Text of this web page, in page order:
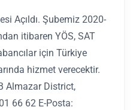
Açıldı. Şubemiz 2020-
itibaren YÖS, SAT
için Türkiye
hizmet verecektir.
Almazar District,
66 62 E-Posta: